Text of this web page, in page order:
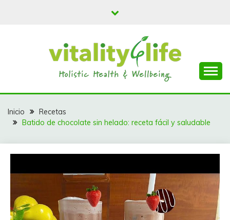
VITALY 4 LIFE
Inicio
Recetas
Batido de chocolate sin helado: receta fácil y saludable